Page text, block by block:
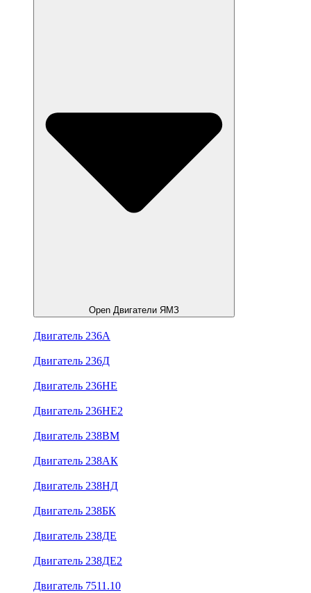
Open Двигатели ЯМЗ
Двигатель 236А
Двигатель 236Д
Двигатель 236НЕ
Двигатель 236НЕ2
Двигатель 238ВМ
Двигатель 238АК
Двигатель 238НД
Двигатель 238БК
Двигатель 238ДЕ
Двигатель 238ДЕ2
Двигатель 7511.10